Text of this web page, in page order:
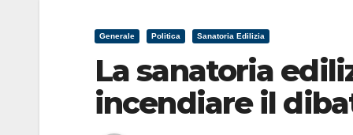
Generale Politica Sanatoria Edilizia
La sanatoria
incendiare il